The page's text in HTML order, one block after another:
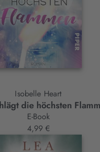
Isobelle Heart
die höchsten
E-Book
4,99 €